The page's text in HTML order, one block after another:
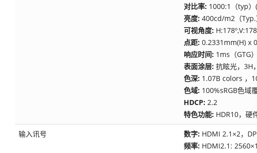
对比率: 1000:1（typ）
亮度: 400cd/m2（Typ.
可视角度:
点距: 0.2331mm(H) x
响应时间: 1ms（GTG）
表面涂层: 抗眩光，3H
色深: 1.07B colors ，
色域: 100%sRGB色域
HDCP: 2.2
特色功能: HDR10，硬
输入讯号 数字: HDMI 2.1×2，
频率: HDMI2.1: